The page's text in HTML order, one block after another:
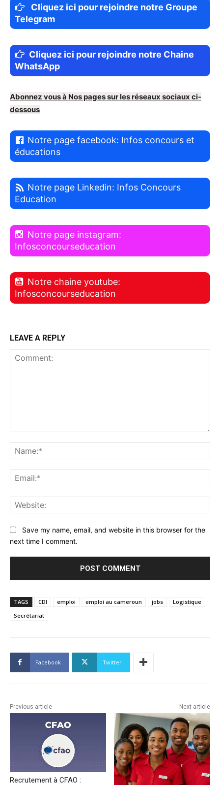
Cliquez ici pour rejoindre notre Groupe
Telegram
Cliquez ici pour rejoindre notre Chaine
WhatsApp
Abonnez vous à Nos pages sur les réseaux sociaux ci-
dessous
Notre page facebook: Infos concours et
éducations
Notre page Linkedin: Infos Concours
Education
Notre page instagram:
Infosconcourseducation
Notre chaine youtube:
Infosconcourseducation
LEAVE A REPLY
Save my name, email, and website in this browser for the
next time I comment.
TAGS CDI emploi emploi au cameroun jobs
Logistique
Secrétariat
Facebook Twitter
Previous article
Recrutement à CFAO :
Next article